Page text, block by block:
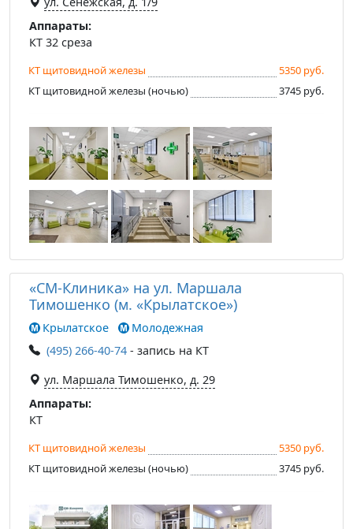
Аппараты:
КТ 32 среза
КТ щитовидной железы
5350 руб.
КТ щитовидной железы (ночью)
3745 руб.
«СМ-Клиника» на ул. Маршала
Тимошенко (м. «Крылатское»)
Крылатское
Молодежная
(495) 266-40-74 - запись на КТ
ул. Маршала Тимошенко, д. 29
Аппараты:
КТ
КТ щитовидной железы
5350 руб.
КТ щитовидной железы (ночью)
3745 руб.